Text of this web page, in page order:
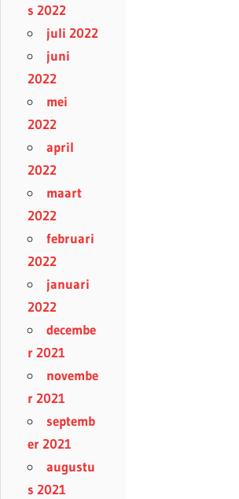
s 2022
juli 2022
juni
2022
mei
2022
april
2022
maart
2022
februari
2022
januari
2022
decembe
r 2021
novembe
r 2021
septemb
er 2021
augustu
s 2021